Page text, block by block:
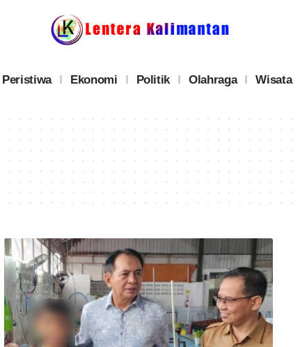
Ekonomi Politik Olahraga Wisata